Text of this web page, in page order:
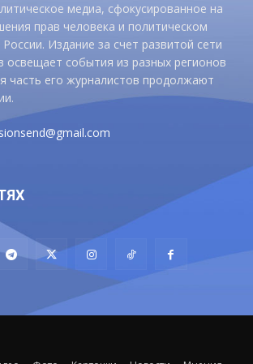
медиа, сфокусированное на
прав человека и политическом
Издание за счет развитой сети
освещает события из разных регионов
часть его журналистов продолжают